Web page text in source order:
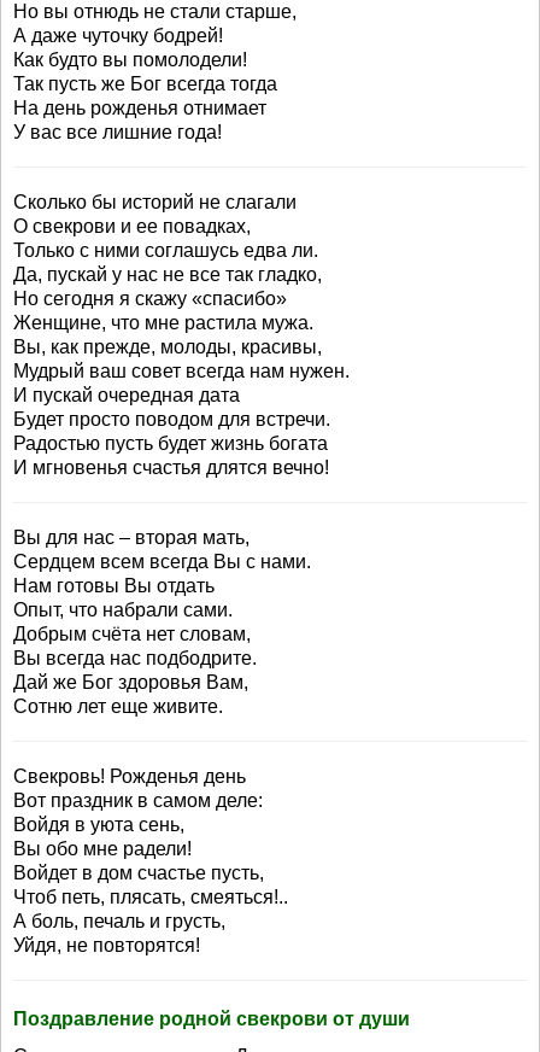
Но вы отнюдь не стали старше,
А даже чуточку бодрей!
Как будто вы помолодели!
Так пусть же Бог всегда тогда
На день рожденья отнимает
У вас все лишние года!
Сколько бы историй не слагали
О свекрови и ее повадках,
Только с ними соглашусь едва ли.
Да, пускай у нас не все так гладко,
Но сегодня я скажу «спасибо»
Женщине, что мне растила мужа.
Вы, как прежде, молоды, красивы,
Мудрый ваш совет всегда нам нужен.
И пускай очередная дата
Будет просто поводом для встречи.
Радостью пусть будет жизнь богата
И мгновенья счастья длятся вечно!
Вы для нас – вторая мать,
Сердцем всем всегда Вы с нами.
Нам готовы Вы отдать
Опыт, что набрали сами.
Добрым счёта нет словам,
Вы всегда нас подбодрите.
Дай же Бог здоровья Вам,
Сотню лет еще живите.
Свекровь! Рожденья день
Вот праздник в самом деле:
Войдя в уюта сень,
Вы обо мне радели!
Войдет в дом счастье пусть,
Чтоб петь, плясать, смеяться!..
А боль, печаль и грусть,
Уйдя, не повторятся!
Поздравление родной свекрови от души